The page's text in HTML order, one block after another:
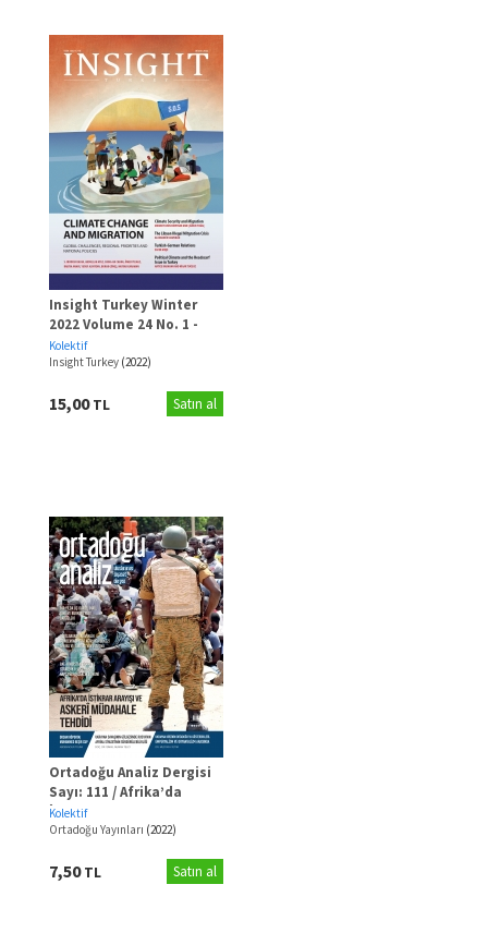
Insight Turkey Winter
2022 Volume 24 No. 1 -
Climate Change And
Migration
Kolektif
Insight Turkey (2022)
15,00TL Satın al
Ortadoğu Analiz Dergisi
Sayı: 111 / Afrika’da
İstikrar Arayışı ve Askeri
Müdahale Tehdidi
Kolektif
Ortadoğu Yayınları (2022)
7,50TL Satın al